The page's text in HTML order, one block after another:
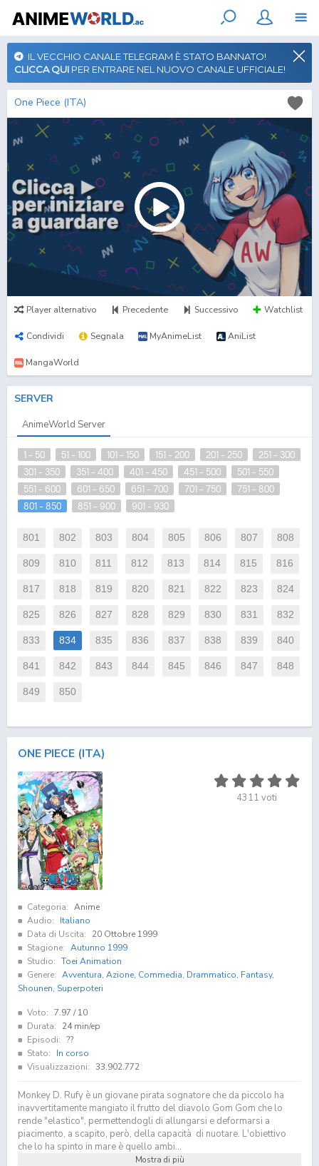
IL VECCHIO CANALE TELEGRAM È STATO BANNATO!
CLICCA QUI PER ENTRARE NEL NUOVO CANALE UFFICIALE!
One Piece (ITA)
Player alternativo Precedente Successivo Watchlist
Condividi Segnala MyAnimeList AniList
MangaWorld
SERVER
AnimeWorld Server
1 - 50 51 - 100 101 - 150 151 - 200 201 - 250
251 - 300
301 - 350
351 - 400 401 - 450 451 - 500
501 - 550
551 - 600
601 - 650 651 - 700 701 - 750
751 - 800
801 - 850
851 - 900 901 - 930
801 802 803 804 805 806 807 808
809 810 811 812 813 814 815 816
817 818 819 820 821 822 823 824
825 826 827 828 829 830 831 832
833 834 835 836 837 838 839 840
841 842 843 844 845 846 847 848
849 850
ONE PIECE (ITA)
4311 voti
Categoria: Anime
Audio:
Italiano
Data di Uscita:
20 Ottobre 1999
Stagione: Autunno 1999
Studio: Toei Animation
Genere: Avventura, Azione, Commedia, Drammatico, Fantasy,
Shounen, Superpoteri
Voto: 7.97 / 10
Durata:
24 min/ep
Episodi: ??
Stato:
In corso
Visualizzazioni: 33.902.772
Monkey D. Rufy è un giovane pirata sognatore che da piccolo ha
inavvertitamente mangiato il frutto del diavolo Gom Gom che lo
rende "elastico", permettendogli di allungarsi e deformarsi a
piacimento, a scapito, però, della capacità di nuotare. L'obiettivo
che lo ha spinto in mare è quello ambi...
Mostra di più